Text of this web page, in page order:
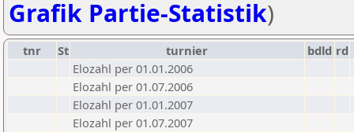
Grafik Partie-Statistik)
tnr St turnier bdld rd
Elozahl per 01.01.2006
Elozahl per 01.07.2006
Elozahl per 01.01.2007
Elozahl per 01.07.2007